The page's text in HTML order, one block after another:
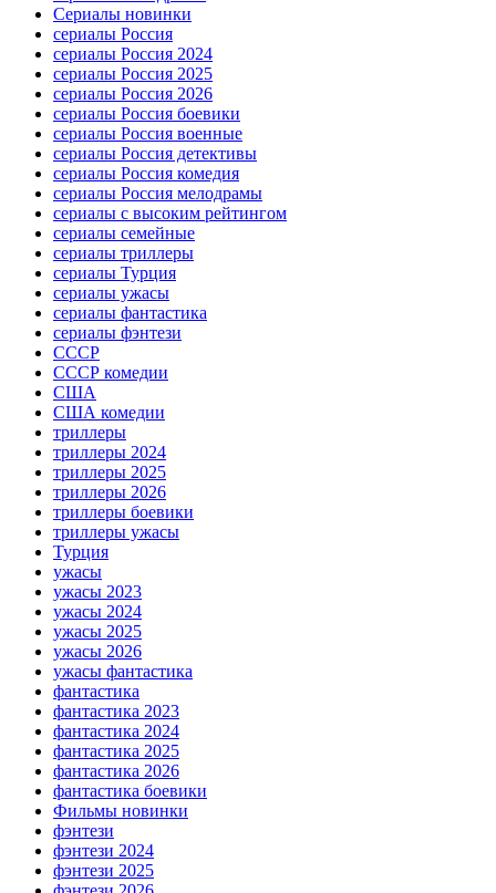
Сериалы новинки
сериалы Россия
сериалы Россия 2024
сериалы Россия 2025
сериалы Россия 2026
сериалы Россия боевики
сериалы Россия военные
сериалы Россия детективы
сериалы Россия комедия
сериалы Россия мелодрамы
сериалы с высоким рейтингом
сериалы семейные
сериалы триллеры
сериалы Турция
сериалы ужасы
сериалы фантастика
сериалы фэнтези
СССР
СССР комедии
США
США комедии
триллеры
триллеры 2024
триллеры 2025
триллеры 2026
триллеры боевики
триллеры ужасы
Турция
ужасы
ужасы 2023
ужасы 2024
ужасы 2025
ужасы 2026
ужасы фантастика
фантастика
фантастика 2023
фантастика 2024
фантастика 2025
фантастика 2026
фантастика боевики
Фильмы новинки
фэнтези
фэнтези 2024
фэнтези 2025